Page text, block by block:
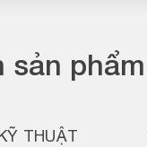
sản phẩm
THUẬT